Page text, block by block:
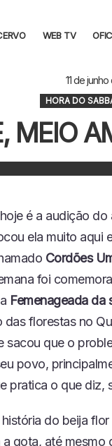
WEB TV
11 de
HORA DO
MEIO
é a audição
ela muito
Cordões
foi
Femenageada da
das florestas no
sacou que o
povo,
pratica o que diz,
do beija
gota, até mesmo